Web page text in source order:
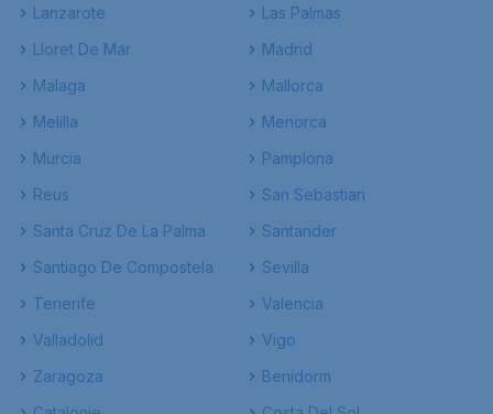
Lanzarote
Las Palmas
Lloret De Mar
Madrid
Malaga
Mallorca
Melilla
Menorca
Murcia
Pamplona
Reus
San Sebastian
Santa Cruz De La Palma
Santander
Santiago De Compostela
Sevilla
Tenerife
Valencia
Valladolid
Vigo
Zaragoza
Benidorm